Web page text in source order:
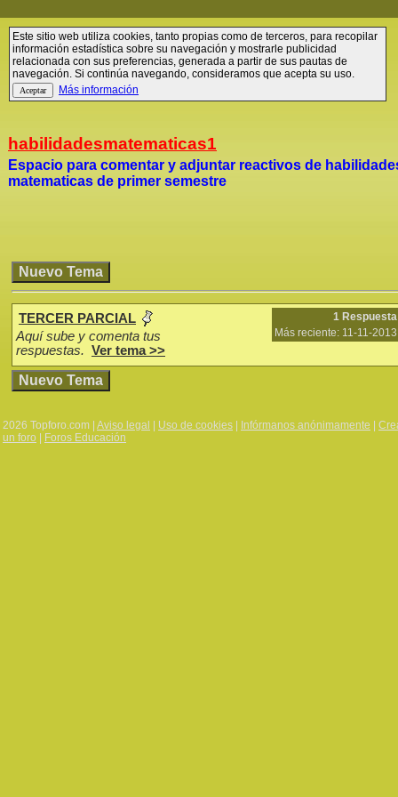
Este sitio web utiliza cookies, tanto propias como de terceros, para recopilar
información estadística sobre su navegación y mostrarle publicidad
relacionada con sus preferencias, generada a partir de sus pautas de
navegación. Si continúa navegando, consideramos que acepta su uso.
Más información
habilidadesmatematicas1
Espacio para comentar y adjuntar reactivos de
matematicas de primer semestre
TERCER PARCIAL
Aquí sube y comenta tus
respuestas. Ver tema >>
1 Respuesta
Más reciente: 11-11-2013
2026 Topforo.com | Aviso legal Uso de cookies Infórmanos anónimamente
un foro
Foros Educación